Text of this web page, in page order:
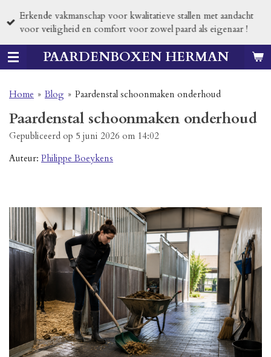
direct
de
hoofdinhoudPAARDENBOXEN HERMAN
Erkende vakmanschap voor kwalitatieve stallen met aandacht
voor veiligheid en comfort voor zowel paard als eigenaar !
Home » Blog » Paardenstal schoonmaken onderhoud
Paardenstal schoonmaken onderhoud
Gepubliceerd op 5 juni 2026 om 14:02
Auteur: Philippe Boeykens